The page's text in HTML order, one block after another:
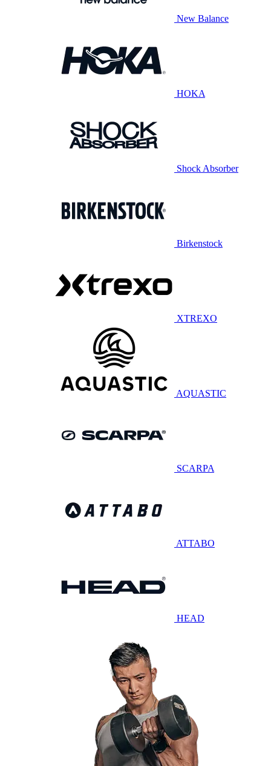
New Balance
HOKA
Shock Absorber
Birkenstock
XTREXO
AQUASTIC
SCARPA
ATTABO
HEAD